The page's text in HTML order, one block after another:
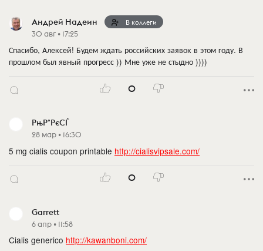
Андрей Надеин В коллеги
30 авг • 17:25
Спасибо, Алексей! Будем ждать российских заявок в этом году. В
прошлом был явный прогресс )) Мне уже не стыдно ))))
0
РњР°РєСЃ
28 мар • 16:30
5 mg cialis coupon printable http://cialisvipsale.com/
0
Garrett
6 апр • 11:58
Cialis generico http://kawanboni.com/